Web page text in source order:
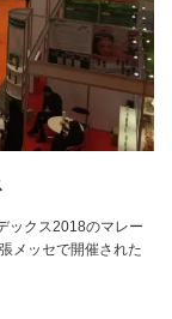
ックス2018のマレー
メッセで開催された